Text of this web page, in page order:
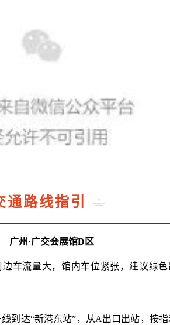
通路线指引
广州·广交会展馆D区
车流量大，馆内车位紧张，建议绿色
到达“新港东站”，从A出口出站，按指